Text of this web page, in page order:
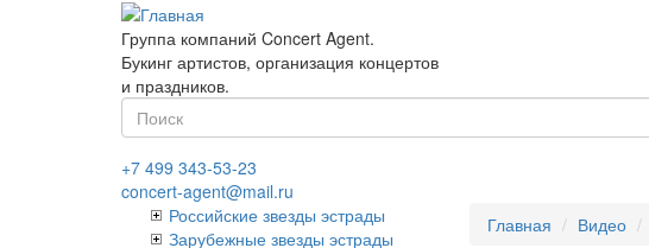
Группа компаний Concert Agent.
Букинг артистов, организация концертов
и праздников.
Форма
поиска
+7 499 343-53-23
concert-agent@mail.ru
Российские звезды эстрады
Зарубежные звезды эстрады
Главная Видео